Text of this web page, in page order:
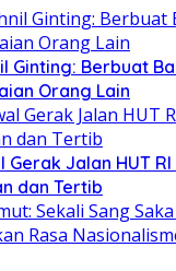
Ginting: Berbuat
Orang Lain
Gerak Jalan HUT RI
dan Tertib